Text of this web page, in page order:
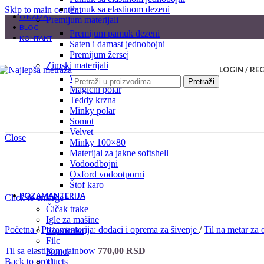
Skip to main content
O NAMA
BLOG
KONTAKT
Pretraži
LOGIN /
pamuk sa elastinom dezeni
premijum materijali
premijum pamuk dezeni
saten i damast jednobojni
premijum žersej
zimski materijali
welsoft
magični polar
teddy krzna
minky polar
somot
velvet
minky 100×80
materijal za jakne softshell
vodoodbojni
oxford vodootporni
štof karo
POZAMANTERIJA
čičak trake
igle za mašine
rips traka
filc
konci
til
Close
Click to enlarge
Početna/ Pozamanterija: dodaci i oprema za šivenje / Til na metar za
Til sa elastinom rainbow 770,00 RSD
Back to products